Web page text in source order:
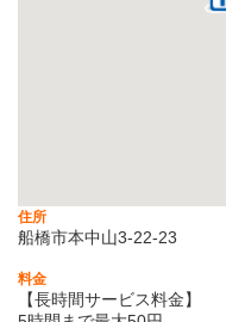
住所
船橋市本中山3-22-23
料金
【長時間サービス料金】